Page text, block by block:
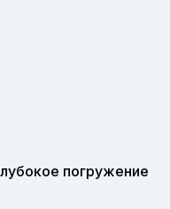
погружение